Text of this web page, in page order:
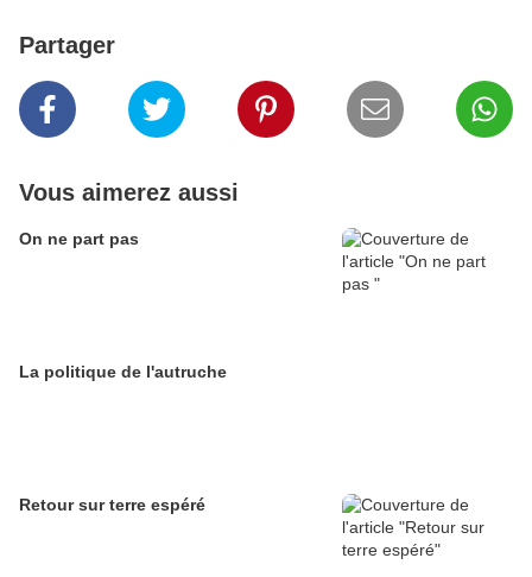
Partager
Vous aimerez aussi
On ne part pas
La politique de l'autruche
Retour sur terre espéré